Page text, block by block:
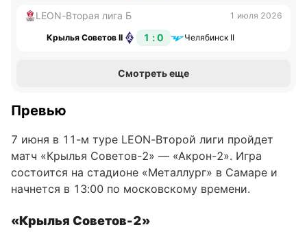
LEON-Вторая лига Б 1 июля 2026
Крылья Советов II 1 : 0 Челябинск II
Смотреть еще
Превью
7 июня в 11-м туре LEON-Второй лиги пройдет
матч «Крылья Советов-2» — «Акрон-2». Игра
состоится на стадионе «Металлург» в Самаре и
начнется в 13:00 по московскому времени.
«Крылья Советов-2»